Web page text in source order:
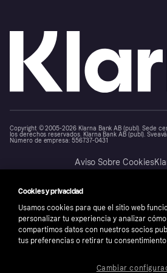
Copyright © 2005-2026 Klarna Bank AB (publ). Sede
los derechos reservados. Klarna Bank AB (publ).
Número de empresa: 556737-0431
Aviso Sobre Cookies
Cookies y privacidad
Usamos cookies para que el sitio web
personalizar tu experiencia y analizar cómo
compartimos datos con nuestros socios
tus preferencias o retirar tu
Cambiar